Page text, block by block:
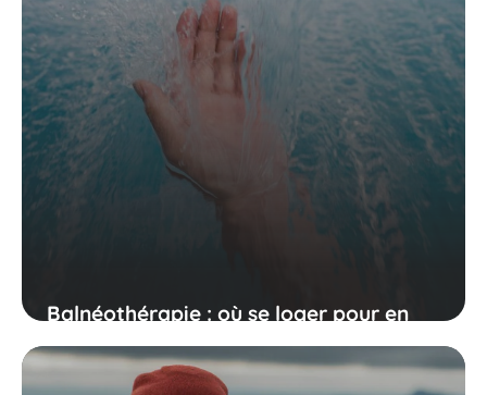
Balnéothérapie : où se loger pour en
bénéficier ?